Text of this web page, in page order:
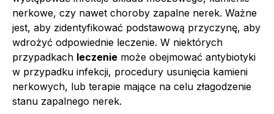
nerkowe, czy nawet choroby zapalne nerek. Ważne
jest, aby zidentyfikować podstawową przyczynę, aby
wdrożyć odpowiednie leczenie. W niektórych
przypadkach leczenie może obejmować antybiotyki
w przypadku infekcji, procedury usunięcia kamieni
nerkowych, lub terapie mające na celu złagodzenie
stanu zapalnego nerek.